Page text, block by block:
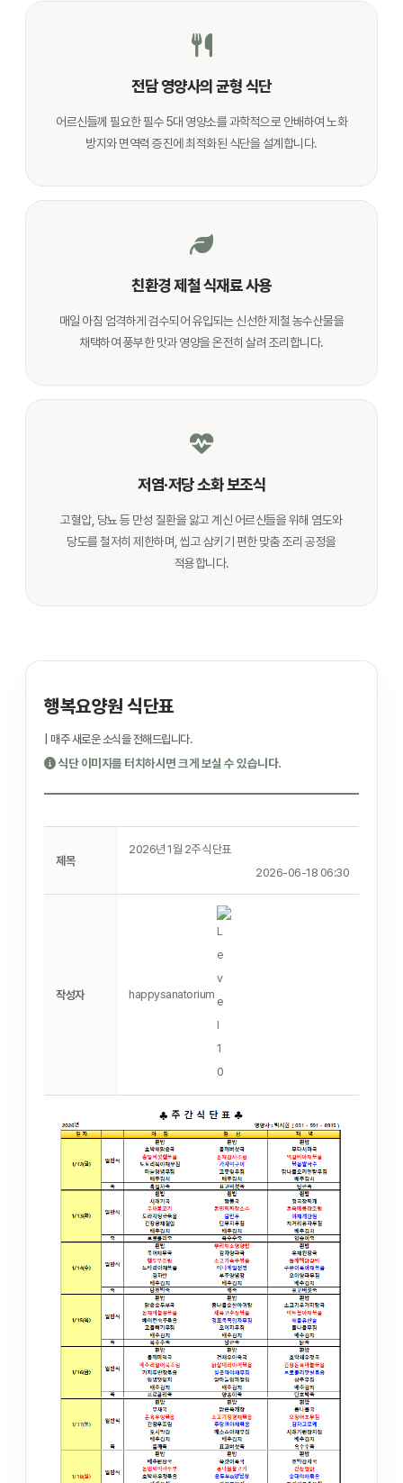
전담 영양사의 균형 식단
어르신들께 필요한 필수 5대 영양소를 과학적으로 안배하여 노화
방지와 면역력 증진에 최적화된 식단을 설계합니다.
친환경 제철 식재료 사용
매일 아침 엄격하게 검수되어 유입되는 신선한 제철 농수산물을
채택하여 풍부한 맛과 영양을 온전히 살려 조리합니다.
저염·저당 소화 보조식
고혈압, 당뇨 등 만성 질환을 앓고 계신 어르신들을 위해 염도와
당도를 철저히 제한하며, 씹고 삼키기 편한 맞춤 조리 공정을
적용합니다.
행복요양원 식단표
| 매주 새로운 소식을 전해드립니다.
식단 이미지를 터치하시면 크게 보실 수 있습니다.
제목
2026년 1월 2주 식단표
2026-06-18 06:30
작성자 happysanatorium